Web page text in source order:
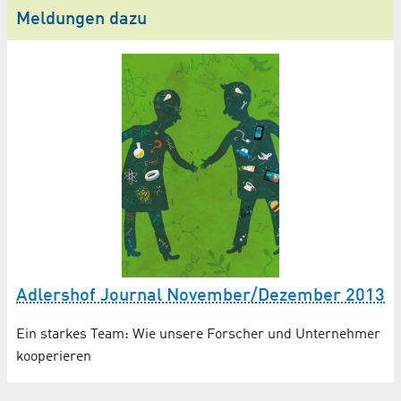
Meldungen dazu
Adlershof Journal November/Dezember 2013
Ein starkes Team: Wie unsere Forscher und Unternehmer
kooperieren